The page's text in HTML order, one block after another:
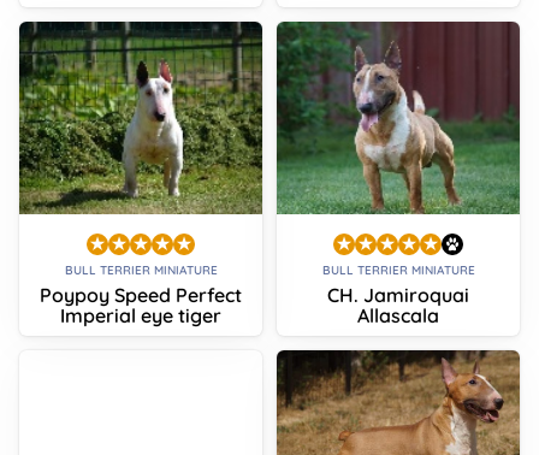
BULL TERRIER MINIATURE
Poypoy Speed Perfect
Imperial eye tiger
BULL TERRIER MINIATURE
CH. Jamiroquai
Allascala